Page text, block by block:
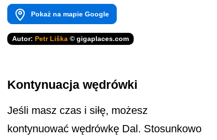
Pokaż na mapie Google
Autor: Petr Liška © gigaplaces.com
Kontynuacja wędrówki
Jeśli masz czas i siłę, możesz
kontynuować wędrówkę Dal. Stosunkowo